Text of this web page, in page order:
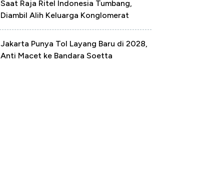
Saat Raja Ritel Indonesia Tumbang,
Diambil Alih Keluarga Konglomerat
Jakarta Punya Tol Layang Baru di 2028,
Anti Macet ke Bandara Soetta